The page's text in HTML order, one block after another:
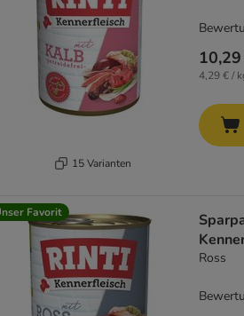
15 Varianten
4,29 € /
Favorit
Ross